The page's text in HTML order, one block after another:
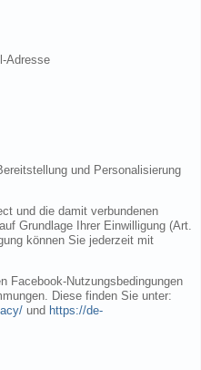
Adresse
und Personalisierung
und die damit verbundenen
Grundlage Ihrer Einwilligung (Art.
können Sie jederzeit mit
Facebook-Nutzungsbedingungen
Diese finden Sie unter:
und https://de-